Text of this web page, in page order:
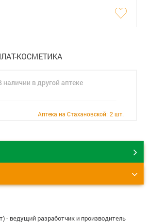
КОСМЕТИКА
наличии в другой аптеке
Аптека на Стахановской: 2 шт.
- ведущий разработчик и производитель